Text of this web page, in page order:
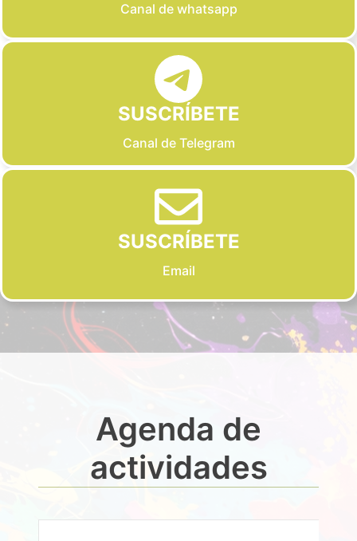
Canal de whatsapp
SUSCRÍBETE
Canal de Telegram
SUSCRÍBETE
Email
Agenda de
actividades